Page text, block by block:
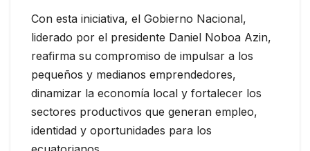
Con esta iniciativa, el Gobierno Nacional,
liderado por el presidente Daniel Noboa Azin,
reafirma su compromiso de impulsar a los
pequeños y medianos emprendedores,
dinamizar la economía local y fortalecer los
sectores productivos que generan empleo,
identidad y oportunidades para los